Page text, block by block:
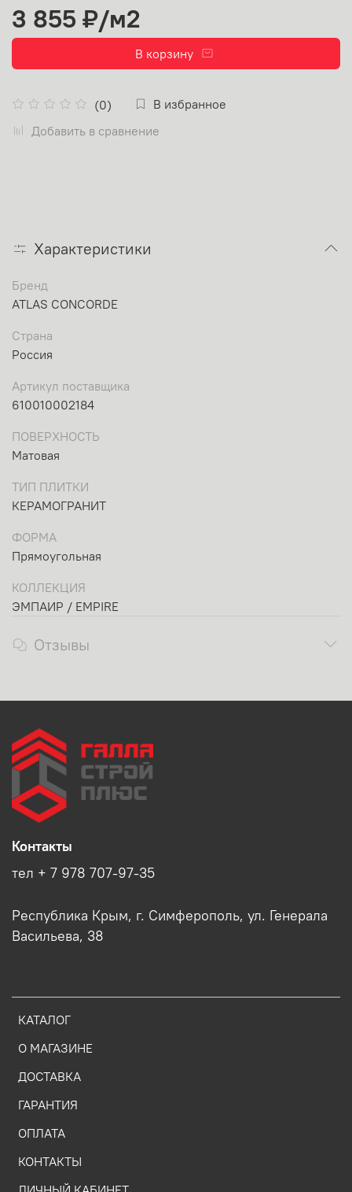
(0)
В избранное
Добавить в сравнение
3 855 ₽/м2
В корзину
Характеристики
Бренд
ATLAS CONCORDE
Страна
Россия
Артикул поставщика
610010002184
ПОВЕРХНОСТЬ
Матовая
ТИП ПЛИТКИ
КЕРАМОГРАНИТ
ФОРМА
Прямоугольная
КОЛЛЕКЦИЯ
ЭМПАИР / EMPIRE
Отзывы
КАТАЛОГ
О МАГАЗИНЕ
ДОСТАВКА
ГАРАНТИЯ
ОПЛАТА
КОНТАКТЫ
Контакты
тел + 7 978 707-97-35
Республика Крым, г. Симферополь, ул. Генерала
Васильева, 38